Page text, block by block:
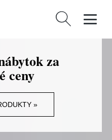
Hľadať:
za
ceny
»